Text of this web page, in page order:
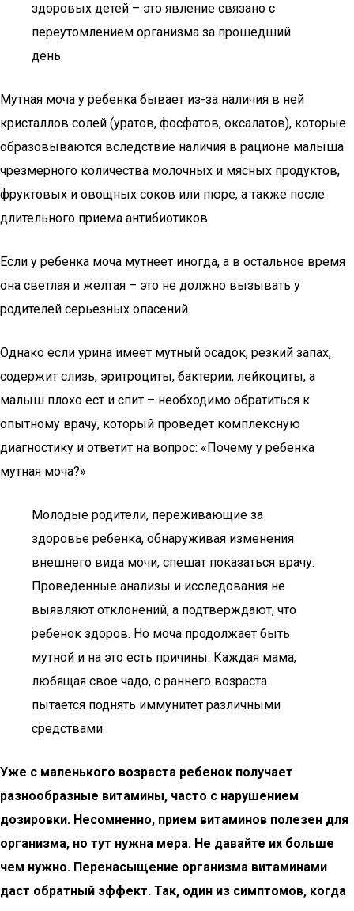
здоровых детей – это явление связано с
переутомлением организма за прошедший
день.
Мутная моча у ребенка бывает из-за наличия в ней
кристаллов солей (уратов, фосфатов, оксалатов), которые
образовываются вследствие наличия в рационе малыша
чрезмерного количества молочных и мясных продуктов,
фруктовых и овощных соков или пюре, а также после
длительного приема антибиотиков
Если у ребенка моча мутнеет иногда, а в остальное время
она светлая и желтая – это не должно вызывать у
родителей серьезных опасений.
Однако если урина имеет мутный осадок, резкий запах,
содержит слизь, эритроциты, бактерии, лейкоциты, а
малыш плохо ест и спит – необходимо обратиться к
опытному врачу, который проведет комплексную
диагностику и ответит на вопрос: «Почему у ребенка
мутная моча?»
Молодые родители, переживающие за
здоровье ребенка, обнаруживая изменения
внешнего вида мочи, спешат показаться врачу.
Проведенные анализы и исследования не
выявляют отклонений, а подтверждают, что
ребенок здоров. Но моча продолжает быть
мутной и на это есть причины. Каждая мама,
любящая свое чадо, с раннего возраста
пытается поднять иммунитет различными
средствами.
Уже с маленького возраста ребенок получает
разнообразные витамины, часто с нарушением
дозировки. Несомненно, прием витаминов полезен для
организма, но тут нужна мера. Не давайте их больше
чем нужно. Перенасыщение организма витаминами
даст обратный эффект. Так, один из симптомов, когда